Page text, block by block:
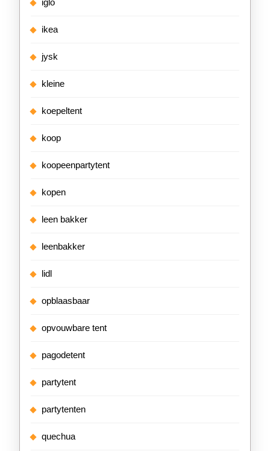
iglo
ikea
jysk
kleine
koepeltent
koop
koopeenpartytent
kopen
leen bakker
leenbakker
lidl
opblaasbaar
opvouwbare tent
pagodetent
partytent
partytenten
quechua